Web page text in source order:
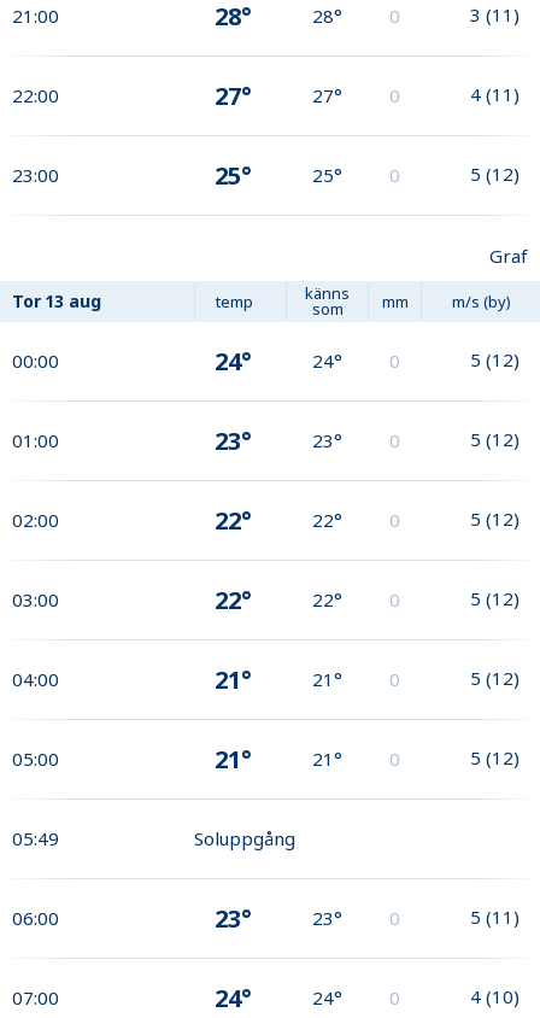
21:00 28° 28° 0 3 (11)
22:00 27° 27° 0 4 (11)
23:00 25° 25° 0 5 (12)
Graf
Tor 13 aug temp känns
som mm m/s (by)
00:00 24° 24° 0 5 (12)
01:00 23° 23° 0 5 (12)
02:00 22° 22° 0 5 (12)
03:00 22° 22° 0 5 (12)
04:00 21° 21° 0 5 (12)
05:00 21° 21° 0 5 (12)
05:49 Soluppgång
06:00 23° 23° 0 5 (11)
07:00 24° 24° 0 4 (10)